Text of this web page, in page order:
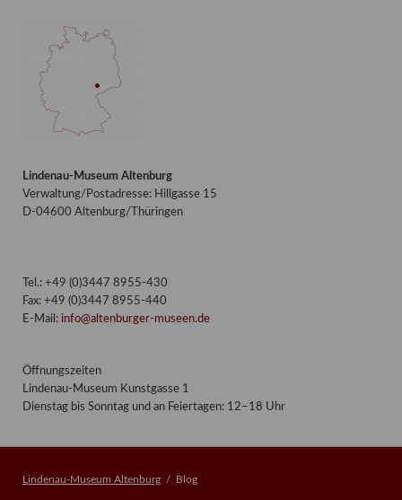
Lindenau-Museum Altenburg
Verwaltung/Postadresse: Hillgasse 15
D-04600 Altenburg/Thüringen
Tel.: +49 (0)3447 8955-430
Fax: +49 (0)3447 8955-440
E-Mail: info@altenburger-museen.de
Öffnungszeiten
Lindenau-Museum Kunstgasse 1
Dienstag bis Sonntag und an Feiertagen: 12–18 Uhr
Lindenau-Museum Altenburg Blog